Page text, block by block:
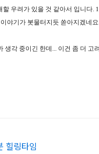
우려가 있을 것 같아서 입니다.
야기가 봇물터지듯 쏟아지겠네
각 중이긴 한데... 이건 좀 더 고
힐링타임